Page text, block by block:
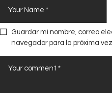
Guardar mi nombre, correo
navegador para la próxima